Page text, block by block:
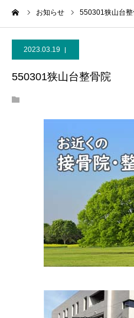
お知らせ 550301狭山台整
2023.03.19
550301狭山台整骨院